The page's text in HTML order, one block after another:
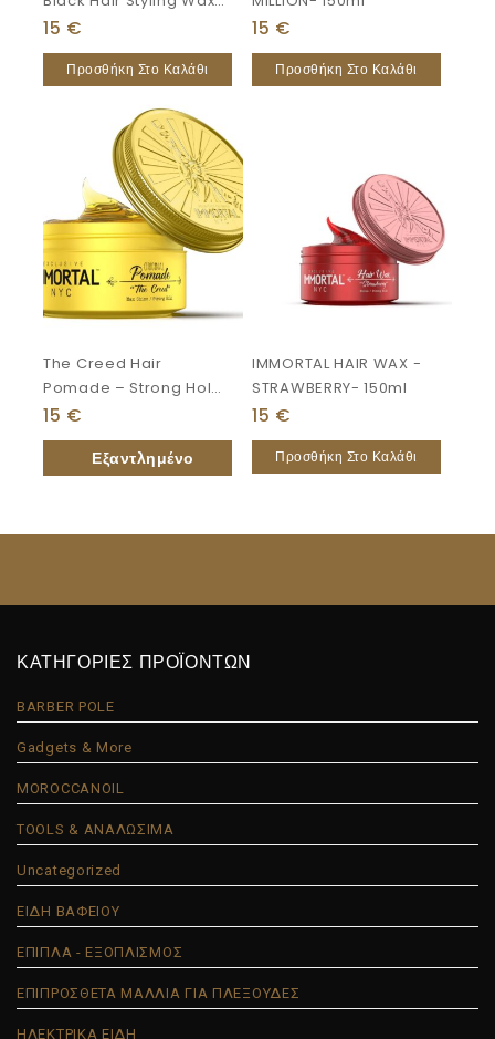
150 Ml
15 €
Προσθήκη Στο Καλάθι
15 €
Προσθήκη Στο Καλάθι
The Creed Hair
Pomade – Strong Hold
150ml
15 €
IMMORTAL HAIR WAX -
STRAWBERRY- 150ml
15 €
Προσθήκη Στο Καλάθι
ΚΑΤΗΓΟΡΙΕΣ ΠΡΟΪΟΝΤΩΝ
BARBER POLE
Gadgets & More
MOROCCANOIL
TOOLS & ΑΝΑΛΩΣΙΜΑ
Uncategorized
ΕΙΔΗ ΒΑΦΕΙΟΥ
ΕΠΙΠΛΑ - ΕΞΟΠΛΙΣΜΟΣ
ΕΠΙΠΡΟΣΘΕΤΑ ΜΑΛΛΙΑ ΓΙΑ ΠΛΕΞΟΥΔΕΣ
ΗΛΕΚΤΡΙΚΑ ΕΙΔΗ